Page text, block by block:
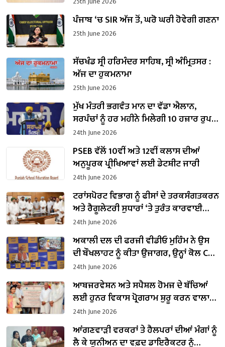
ਪੰਜਾਬ ‘ਚ SIR ਅੱਜ ਤੋਂ, ਘਰੋ ਘਰੀ ਹੋਵੇਗੀ ਗਣਨਾ
25th June 2026
ਸੱਚਖੰਡ ਸ੍ਰੀ ਹਰਿਮੰਦਰ ਸਾਹਿਬ, ਸ੍ਰੀ ਅੰਮ੍ਰਿਤਸਰ :
ਅੱਜ ਦਾ ਹੁਕਮਨਾਮਾ
25th June 2026
ਮੁੱਖ ਮੰਤਰੀ ਭਗਵੰਤ ਮਾਨ ਦਾ ਵੱਡਾ ਐਲਾਨ,
ਸਰਪੰਚਾਂ ਨੂੰ ਹਰ ਮਹੀਨੇ ਮਿਲੇਗੀ 10 ਹਜ਼ਾਰ ਰੁਪਏ
ਤਨਖਾਹ
24th June 2026
PSEB ਵੱਲੋਂ 10ਵੀਂ ਅਤੇ 12ਵੀਂ ਕਲਾਸ ਦੀਆਂ
ਅਨੁਪੂਰਕ ਪ੍ਰੀਖਿਆਵਾਂ ਲਈ ਡੇਟਸ਼ੀਟ ਜਾਰੀ
24th June 2026
ਟਰਾਂਸਪੋਰਟ ਵਿਭਾਗ ਨੂੰ ਫੀਸਾਂ ਦੇ ਤਰਕਸੰਗਤਕਰਨ
ਅਤੇ ਰੈਗੂਲੇਟਰੀ ਸੁਧਾਰਾਂ ‘ਤੇ ਤੁਰੰਤ ਕਾਰਵਾਈ
ਕਰਨ ਦੇ ਨਿਰਦੇਸ਼ : ਹਰਪਾਲ ਸਿੰਘ ਚੀਮਾ
24th June 2026
ਅਕਾਲੀ ਦਲ ਦੀ ਫਰਜ਼ੀ ਵੀਡੀਓ ਮੁਹਿੰਮ ਨੇ ਉਸ
ਦੀ ਬੌਖਲਾਹਟ ਨੂੰ ਕੀਤਾ ਉਜਾਗਰ, ਉਨ੍ਹਾਂ ਕੋਲ CM
ਮਾਨ ਨੂੰ ਨਿਸ਼ਾਨਾ ਬਣਾਉਣ ਤੋਂ ਬਿਨਾਂ ਕੋਈ ਮੁੱਦਾ
ਨਹੀਂ ਬਚਿਆ: ਬਲਤੇਜ ਪੰਨੂ
24th June 2026
ਆਬਜ਼ਰਵੇਸ਼ਨ ਅਤੇ ਸਪੈਸ਼ਲ ਹੋਮਜ਼ ਦੇ ਬੱਚਿਆਂ
ਲਈ ਹੁਨਰ ਵਿਕਾਸ ਪ੍ਰੋਗਰਾਮ ਸ਼ੁਰੂ ਕਰਨ ਵਾਲਾ
ਪੰਜਾਬ ਬਣਿਆ ਦੇਸ਼ ਦਾ ਪਹਿਲਾ ਸੂਬਾ
24th June 2026
ਆਂਗਣਵਾੜੀ ਵਰਕਰਾਂ ਤੇ ਹੈਲਪਰਾਂ ਦੀਆਂ ਮੰਗਾਂ ਨੂੰ
ਲੈ ਕੇ ਯੂਨੀਅਨ ਦਾ ਵਫ਼ਦ ਡਾਇਰੈਕਟਰ ਨੂੰ